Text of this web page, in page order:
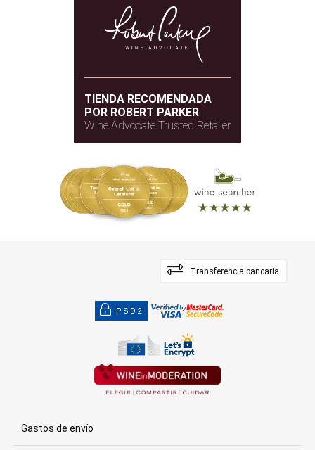
TIENDA RECOMENDADA
POR ROBERT PARKER
Wine Advocate Trusted Retailer
Transferencia bancaria
PSD2
Gastos de envío